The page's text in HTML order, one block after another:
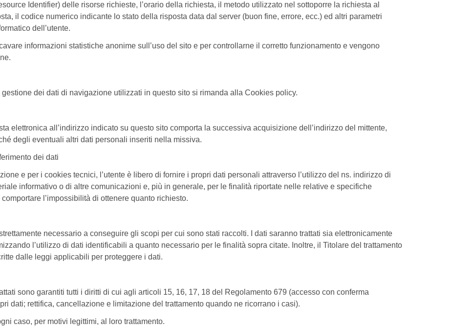
Identifier) delle risorse richieste, l’orario della richiesta, il metodo utilizzato nel sottoporre la richiesta al
il codice numerico indicante lo stato della risposta data dal server (buon fine, errore, ecc.) ed altri parametri
dell’utente.
informazioni statistiche anonime sull’uso del sito e per controllarne il corretto funzionamento e vengono
dei dati di navigazione utilizzati in questo sito si rimanda alla Cookies policy.
elettronica all’indirizzo indicato su questo sito comporta la successiva acquisizione dell’indirizzo del mittente,
degli eventuali altri dati personali inseriti nella missiva.
dei dati
e per i cookies tecnici, l’utente è libero di fornire i propri dati personali attraverso l’utilizzo del ns. indirizzo di
informativo o di altre comunicazioni e, più in generale, per le finalità riportate nelle relative e specifiche
l’impossibilità di ottenere quanto richiesto.
necessario a conseguire gli scopi per cui sono stati raccolti. I dati saranno trattati sia elettronicamente
l’utilizzo di dati identificabili a quanto necessario per le finalità sopra citate. Inoltre, il Titolare del trattamento
dalle leggi applicabili per proteggere i dati.
sono garantiti tutti i diritti di cui agli articoli 15, 16, 17, 18 del Regolamento 679 (accesso con conferma
dati; rettifica, cancellazione e limitazione del trattamento quando ne ricorrano i casi).
caso, per motivi legittimi, al loro trattamento.